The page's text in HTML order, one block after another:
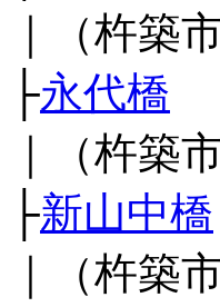
｜（杵
├永代橋
｜（杵築
├新山中橋
｜（杵築